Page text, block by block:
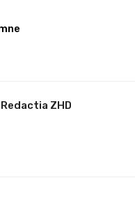
Redactia ZHD